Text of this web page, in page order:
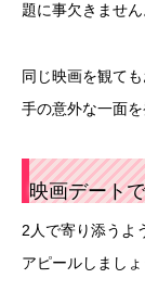
題に事欠きません
同じ映画を観て
手の意外な一面
映画デート
2人で寄り添うよ
アピールしましょ